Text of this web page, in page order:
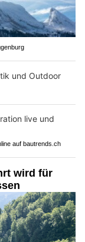
auf bautrends.ch
wird für